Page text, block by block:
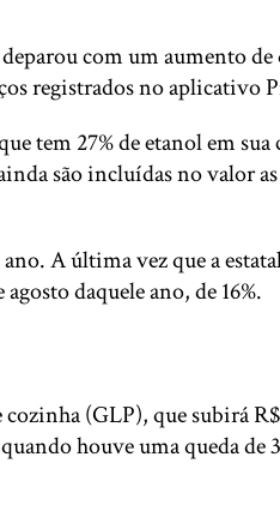
com um aumento
registrados no aplicativo
tem 27% de etanol em
são incluídas no valor
A última vez que a
daquele ano, de 16%.
(GLP), que subirá
houve uma queda